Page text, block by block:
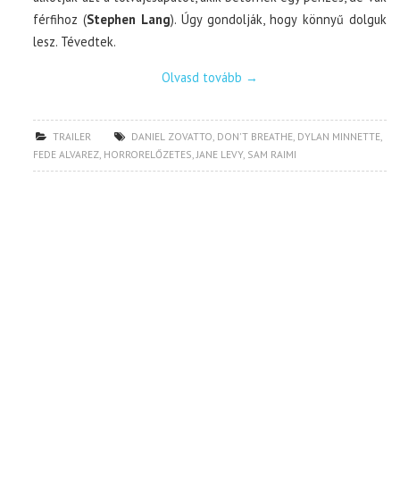
férfihoz (Stephen Lang). Úgy gondolják, hogy könnyű dolguk
lesz. Tévedtek.
Olvasd tovább →
TRAILER DANIEL ZOVATTO, DON'T BREATHE, DYLAN MINNETTE,
FEDE ALVAREZ, HORRORELŐZETES,JANE LEVY, SAM RAIMI